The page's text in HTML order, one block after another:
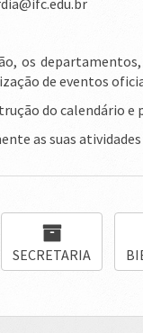
os
de eventos
do calendário e
as suas
SECRETARIA